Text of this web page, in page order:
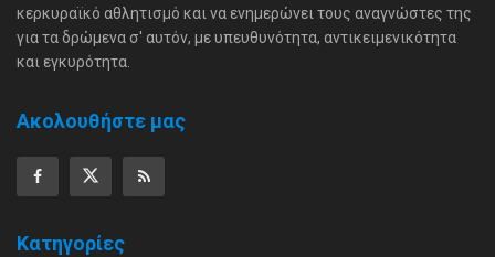
κερκυραϊκό αθλητισμό και να ενημερώνει τους αναγνώστες της
για τα δρώμενα σ' αυτόν, με υπευθυνότητα, αντικειμενικότητα
και εγκυρότητα.
Ακολουθήστε μας
Κατηγορίες